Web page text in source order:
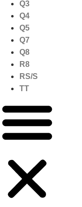
Q3
Q4
Q5
Q7
Q8
R8
RS/S
TT